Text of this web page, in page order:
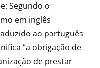
Segundo o
em inglês
ao português
“a obrigação de
de prestar